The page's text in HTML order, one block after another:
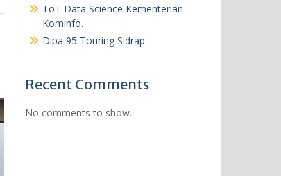
ToT Data Science Kementerian
Kominfo.
Dipa 95 Touring Sidrap
Recent Comments
No comments to show.